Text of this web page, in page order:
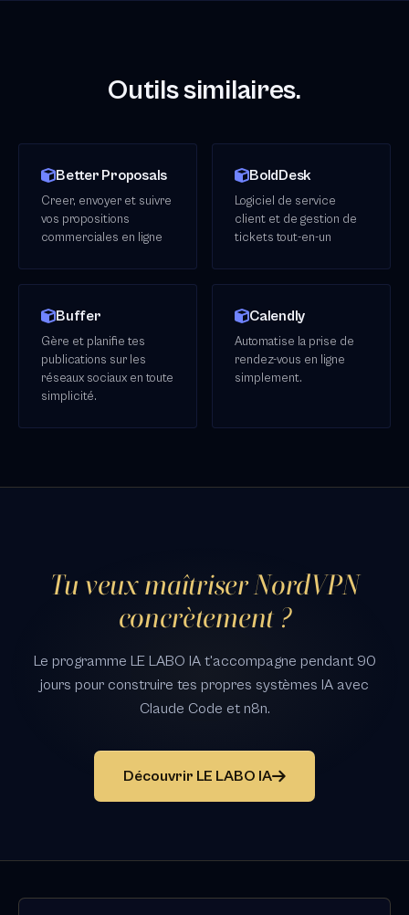
Outils similaires.
Better Proposals
Creer, envoyer et suivre
vos propositions
commerciales en ligne
BoldDesk
Logiciel de service
client et de gestion de
tickets tout-en-un
Buffer
Gère et planifie tes
publications sur les
réseaux sociaux en toute
simplicité.
Calendly
Automatise la prise de
rendez-vous en ligne
simplement.
Tu veux maîtriser NordVPN
concrètement ?
Le programme LE LABO IA t'accompagne pendant 90
jours pour construire tes propres systèmes IA avec
Claude Code et n8n.
Découvrir LE LABO IA